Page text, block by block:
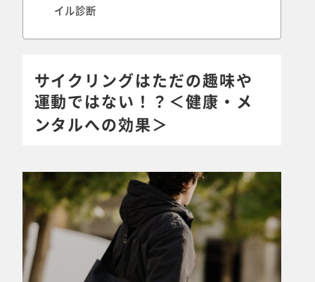
イル診断
サイクリングはただの趣味や
運動ではない！？＜健康・メ
ンタルへの効果＞